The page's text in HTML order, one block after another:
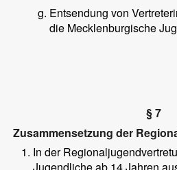
Entsendung von
die Mecklenburgische
§ 7
Zusammensetzung der
In der